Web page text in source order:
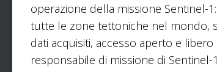
operazione della missione Sentinel-
tutte le zone tettoniche nel mondo,
dati acquisiti, accesso aperto e
responsabile di missione di Sentinel-1